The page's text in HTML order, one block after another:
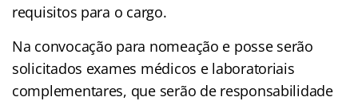
requisitos para o cargo.
Na convocação para nomeação e posse serão
solicitados exames médicos e laboratoriais
complementares, que serão de responsabilidade